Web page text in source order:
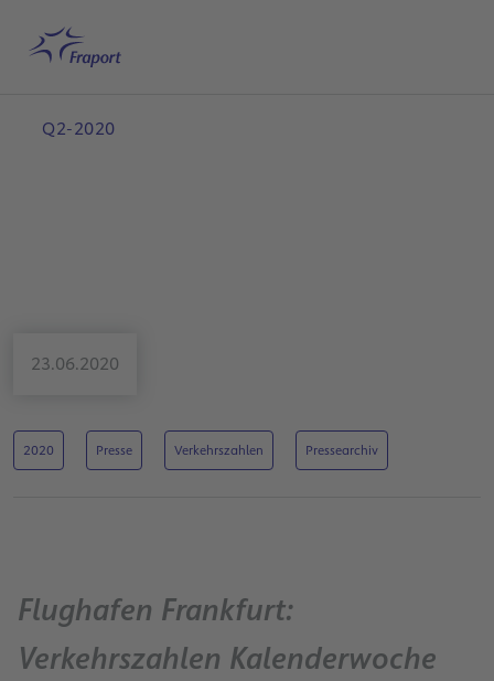
Startseite
Q2-2020
23.06.2020
2020 Presse Verkehrszahlen Pressearchiv
Flughafen Frankfurt:
Verkehrszahlen Kalenderwoche